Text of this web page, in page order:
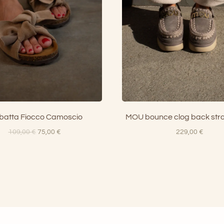
Fiocco Camoscio
109,00€ Il
75,00 €Il
MOU bounce clog back
229,00 €